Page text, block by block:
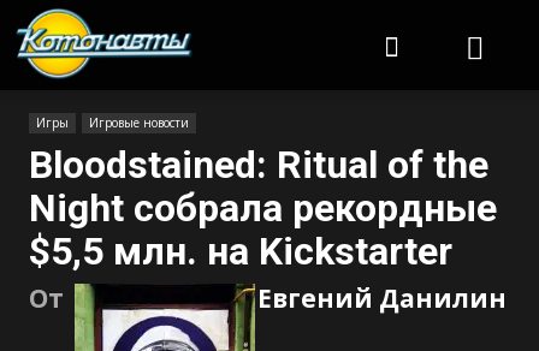
Игры Игровые новости
Bloodstained: Ritual of the
Night собрала рекордные
$5,5 млн. на Kickstarter
От Евгений Данилин